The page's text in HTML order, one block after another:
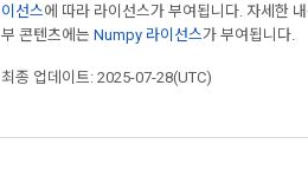
이선스에 따라 라이선스가 부여됩니다. 자세한
부 콘텐츠에는 Numpy 라이선스가 부여됩니다.
최종 업데이트: 2025-07-28(UTC)